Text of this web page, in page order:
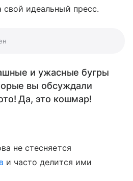
идеальный пресс.
и ужасные бугры
вы обсуждали
Да, это кошмар!
не стесняется
и часто делится ими